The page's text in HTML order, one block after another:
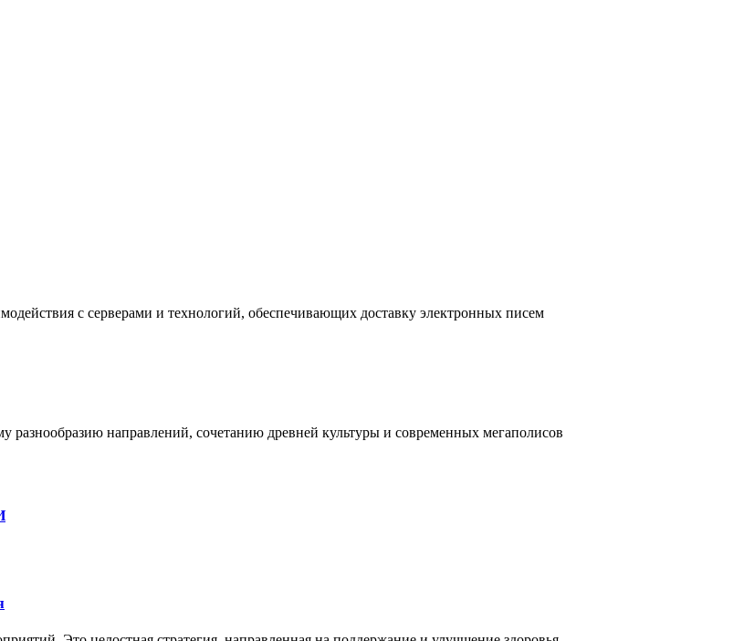
с серверами и технологий, обеспечивающих доставку электронных писем
направлений, сочетанию древней культуры и современных мегаполисов